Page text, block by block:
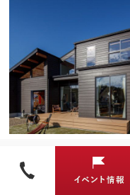
相棒と暮らす家